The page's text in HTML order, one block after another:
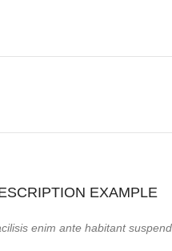
EXAMPLE
enim ante habitant